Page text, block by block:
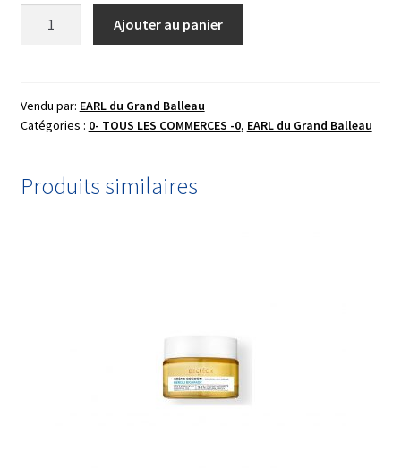
FILAMENTS
AB
Ajouter au panier
Vendu par: EARL du Grand Balleau
Catégories : 0- TOUS LES COMMERCES -0, EARL du Grand Balleau
Produits similaires